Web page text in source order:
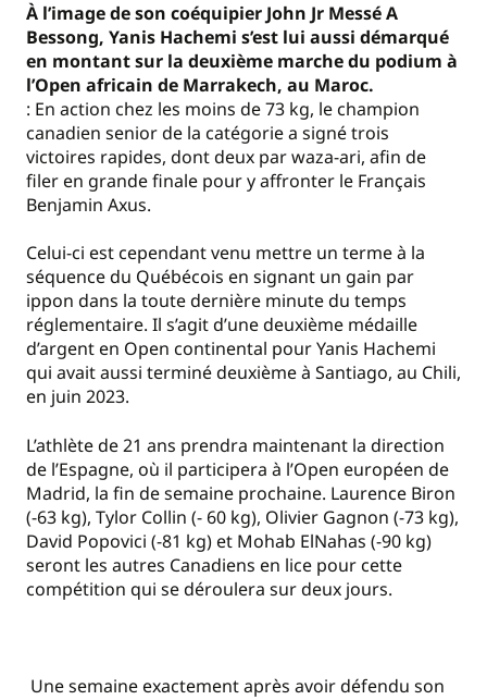
À l’image de son coéquipier John Jr Messé A
Bessong, Yanis Hachemi s’est lui aussi démarqué
en montant sur la deuxième marche du podium à
l’Open africain de Marrakech, au Maroc.
: En action chez les moins de 73 kg, le champion
canadien senior de la catégorie a signé trois
victoires rapides, dont deux par waza-ari, afin de
filer en grande finale pour y affronter le Français
Benjamin Axus.
Celui-ci est cependant venu mettre un terme à la
séquence du Québécois en signant un gain par
ippon dans la toute dernière minute du temps
réglementaire. Il s’agit d’une deuxième médaille
d’argent en Open continental pour Yanis Hachemi
qui avait aussi terminé deuxième à Santiago, au Chili,
en juin 2023.
L’athlète de 21 ans prendra maintenant la direction
de l’Espagne, où il participera à l’Open européen de
Madrid, la fin de semaine prochaine. Laurence Biron
(-63 kg), Tylor Collin (- 60 kg), Olivier Gagnon (-73 kg),
David Popovici (-81 kg) et Mohab ElNahas (-90 kg)
seront les autres Canadiens en lice pour cette
compétition qui se déroulera sur deux jours.
Une semaine exactement après avoir défendu son